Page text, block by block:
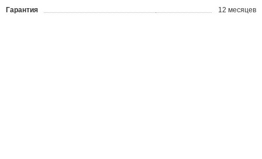
Гарантия 12 месяцев